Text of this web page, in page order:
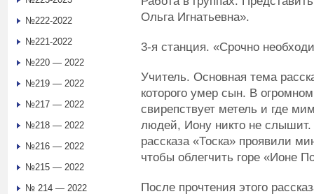
Ольга Игнатьевна».
3-я станция. «Срочно
Учитель. Основная тема
которого умер сын. В
свирепствует метель и где
людей, Иону никто не
рассказа «Тоска» проявили
чтобы облегчить горе «Ионе
После прочтения этого
№222-2022
№221-2022
№220 — 2022
№219 — 2022
№217 — 2022
№218 — 2022
№216 — 2022
№215 — 2022
№ 214 — 2022